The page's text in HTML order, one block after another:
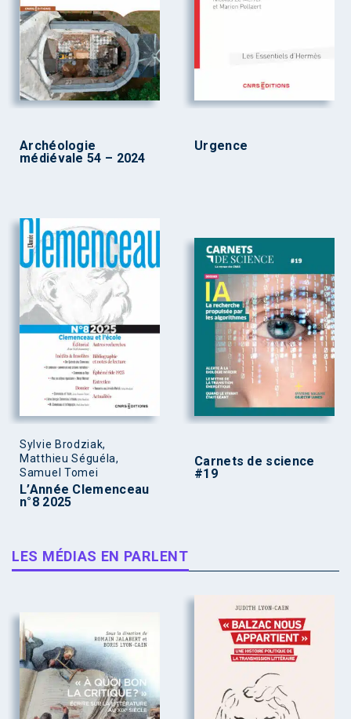
Archéologie
médiévale 54 – 2024
Urgence
Sylvie Brodziak,
Matthieu Séguéla,
Samuel Tomei
L’Année Clemenceau
n°8 2025
Carnets de science
#19
LES MÉDIAS EN PARLENT